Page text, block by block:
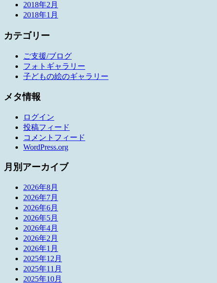
2018年2月
2018年1月
カテゴリー
ご支援/ブログ
フォトギャラリー
子どもの絵のギャラリー
メタ情報
ログイン
投稿フィード
コメントフィード
WordPress.org
月別アーカイブ
2026年8月
2026年7月
2026年6月
2026年5月
2026年4月
2026年2月
2026年1月
2025年12月
2025年11月
2025年10月